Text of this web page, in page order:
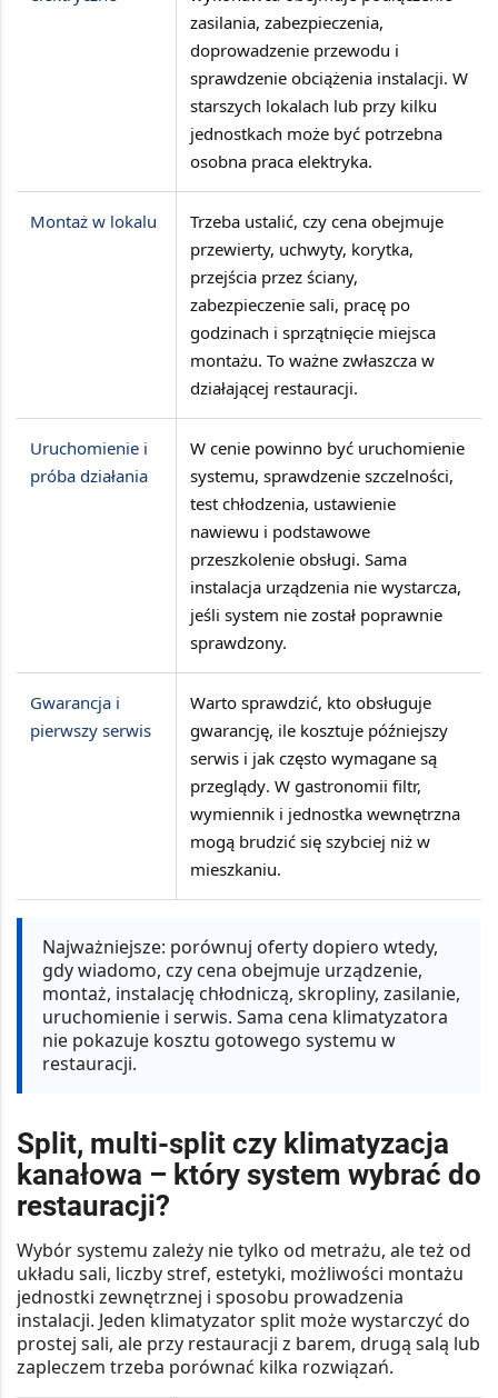
zasilania, zabezpieczenia,
doprowadzenie przewodu i
sprawdzenie obciążenia instalacji. W
starszych lokalach lub przy kilku
jednostkach może być potrzebna
osobna praca elektryka.
Montaż w lokalu
Trzeba ustalić, czy cena obejmuje
przewierty, uchwyty, korytka,
przejścia przez ściany,
zabezpieczenie sali, pracę po
godzinach i sprzątnięcie miejsca
montażu. To ważne zwłaszcza w
działającej restauracji.
Uruchomienie i
próba działania
W cenie powinno być uruchomienie
systemu, sprawdzenie szczelności,
test chłodzenia, ustawienie
nawiewu i podstawowe
przeszkolenie obsługi. Sama
instalacja urządzenia nie wystarcza,
jeśli system nie został poprawnie
sprawdzony.
Gwarancja i
pierwszy serwis
Warto sprawdzić, kto obsługuje
gwarancję, ile kosztuje późniejszy
serwis i jak często wymagane są
przeglądy. W gastronomii filtr,
wymiennik i jednostka wewnętrzna
mogą brudzić się szybciej niż w
mieszkaniu.
Najważniejsze: porównuj oferty dopiero wtedy,
gdy wiadomo, czy cena obejmuje urządzenie,
montaż, instalację chłodniczą, skropliny, zasilanie,
uruchomienie i serwis. Sama cena klimatyzatora
nie pokazuje kosztu gotowego systemu w
restauracji.
Split, multi-split czy klimatyzacja
kanałowa – który system wybrać do
restauracji?
Wybór systemu zależy nie tylko od metrażu, ale też od
układu sali, liczby stref, estetyki, możliwości montażu
jednostki zewnętrznej i sposobu prowadzenia
instalacji. Jeden klimatyzator split może wystarczyć do
prostej sali, ale przy restauracji z barem, drugą salą lub
zapleczem trzeba porównać kilka rozwiązań.